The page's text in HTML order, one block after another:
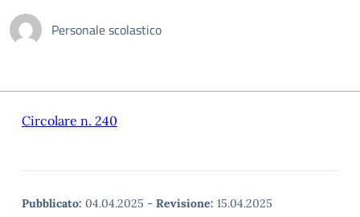
Personale scolastico
Circolare n. 240
Pubblicato: 04.04.2025 - Revisione: 15.04.2025